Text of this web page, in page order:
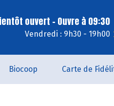
ouvert - Ouvre à 09:30
Vendredi : 9h30 - 19h00
Biocoop Carte de